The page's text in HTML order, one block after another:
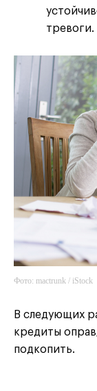
тревоги.
Фото: mactrunk / iStock
В следующих
кредиты
подкопить.